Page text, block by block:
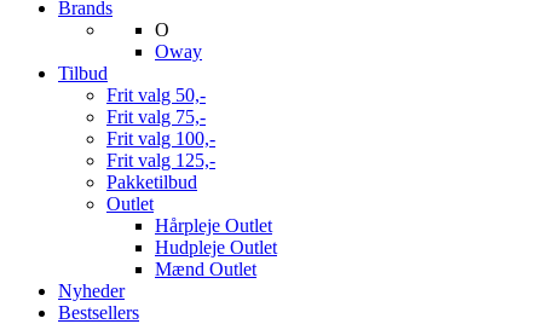
Brands
O
Oway
Tilbud
Frit valg 50,-
Frit valg 75,-
Frit valg 100,-
Frit valg 125,-
Pakketilbud
Outlet
Hårpleje Outlet
Hudpleje Outlet
Mænd Outlet
Nyheder
Bestsellers